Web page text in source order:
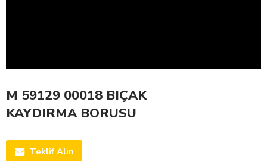
M 59129 00018 BIÇAK
KAYDIRMA BORUSU
Teklif Alın